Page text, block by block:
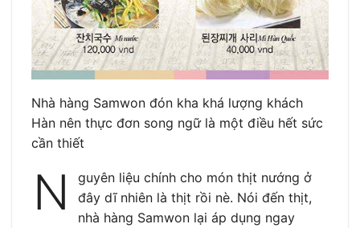
Nhà hàng Samwon đón kha khá lượng khách
Hàn nên thực đơn song ngữ là một điều hết sức
cần thiết
N
guyên liệu chính cho món thịt nướng ở
đây dĩ nhiên là thịt rồi nè. Nói đến thịt,
nhà hàng Samwon lại áp dụng ngay